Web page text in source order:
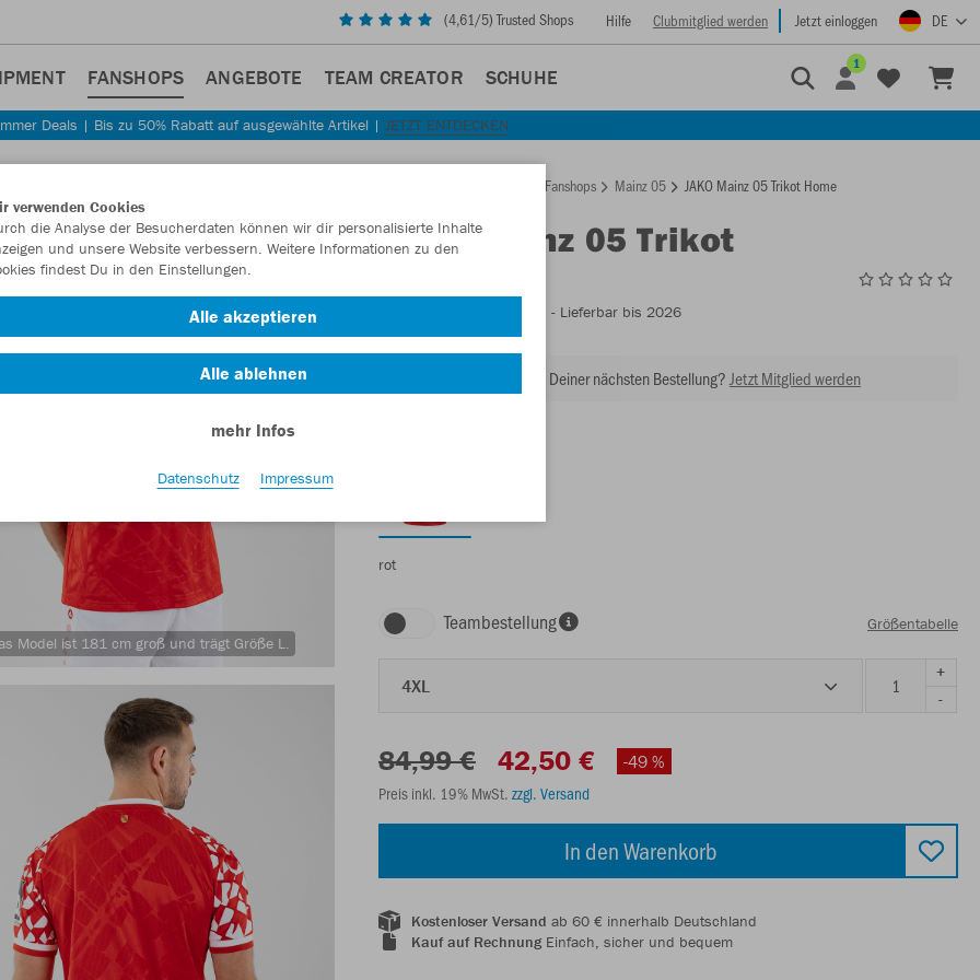
(4,61/5) Trusted Shops Hilfe Clubmitglied werden Jetzt einloggen DE
FANSHOPS ANGEBOTE TEAM CREATOR SCHUHE
1
Deals | Bis zu 50% Rabatt auf ausgewählte Artikel | JETZT ENTDECKEN
Model ist 181 cm groß und trägt Größe L.
Fanshops Mainz 05 JAKO Mainz 05 Trikot Home
JAKOMainz 05 Trikot
- Lieferbar bis 2026
Lust auf 30% Rabatt bei Deiner nächsten Bestellung? Jetzt Mitglied werden
rot
Teambestellung Größentabelle
4XL
+
-
84,99 € 42,50 €
-49 %
Preis inkl. 19% MwSt. zzgl. Versand
In den Warenkorb
Kostenloser Versand ab 60 € innerhalb Deutschland
Kauf auf RechnungEinfach, sicher und bequem
verwenden Cookies
die Analyse der Besucherdaten können wir dir personalisierte Inhalte
und unsere Website verbessern. Weitere Informationen zu den
findest Du in den Einstellungen.
Alle akzeptieren
Alle ablehnen
mehr Infos
Datenschutz Impressum